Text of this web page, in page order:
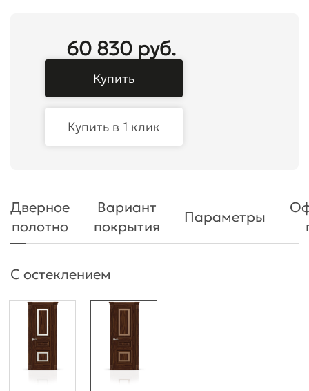
60 830 руб.
Купить
Купить в 1 клик
Дверное
полотно
Вариант
покрытия
Параметры
С остеклением